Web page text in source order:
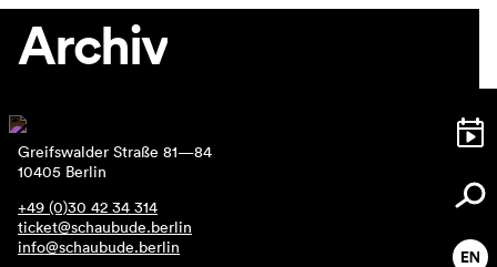
Reihen und Projekte
Archiv
Ticket
Barrierefreiheit
Über uns
Archiv
Greifswalder Straße 81—84
10405 Berlin
+49 (0)30 42 34 314
ticket@schaubude.berlin
info@schaubude.berlin